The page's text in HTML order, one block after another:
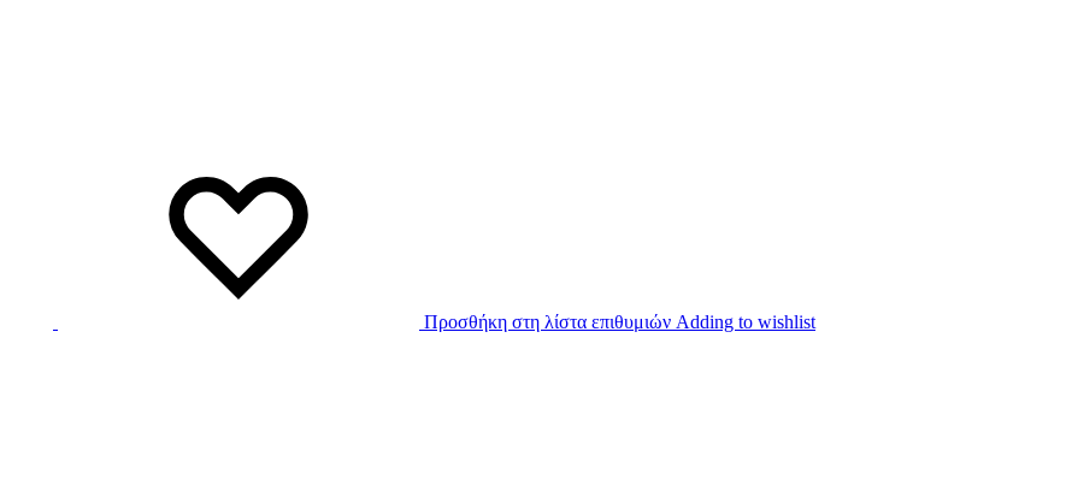
Προσθήκη στη λίστα επιθυμιών Adding to wishlist